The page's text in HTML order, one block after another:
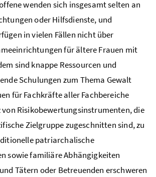
wenden sich insgesamt selten an
oder Hilfsdienste, und
in vielen Fällen nicht über
für ältere Frauen mit
sind knappe Ressourcen und
Schulungen zum Thema Gewalt
für Fachkräfte aller Fachbereiche
von Risikobewertungsinstrumenten, die
Zielgruppe zugeschnitten sind, zu
patriarchalische
sowie familiäre Abhängigkeiten
Tätern oder Betreuenden erschweren